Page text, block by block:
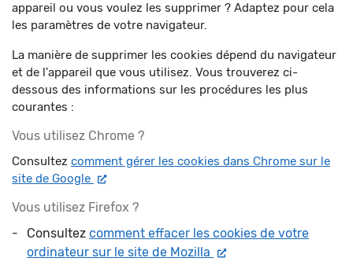
appareil ou vous voulez les supprimer ? Adaptez pour cela
les paramètres de votre navigateur.
La manière de supprimer les cookies dépend du navigateur
et de l'appareil que vous utilisez. Vous trouverez ci-
dessous des informations sur les procédures les plus
courantes :
Vous utilisez Chrome ?
Consultez comment gérer les cookies dans Chrome sur le
site de Google Nouvelle fenêtre
Vous utilisez Firefox ?
Consultezcomment effacer les cookies de votre
ordinateur sur le site de Mozilla Nouvelle fenêtre